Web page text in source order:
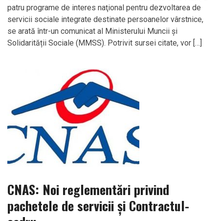
patru programe de interes naţional pentru dezvoltarea de
servicii sociale integrate destinate persoanelor vârstnice,
se arată într-un comunicat al Ministerului Muncii și
Solidarității Sociale (MMSS). Potrivit sursei citate, vor […]
CNAS: Noi reglementări privind
pachetele de servicii și Contractul-